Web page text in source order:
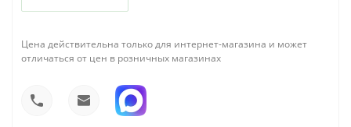
Цена действительна только для интернет-магазина и может
отличаться от цен в розничных магазинах